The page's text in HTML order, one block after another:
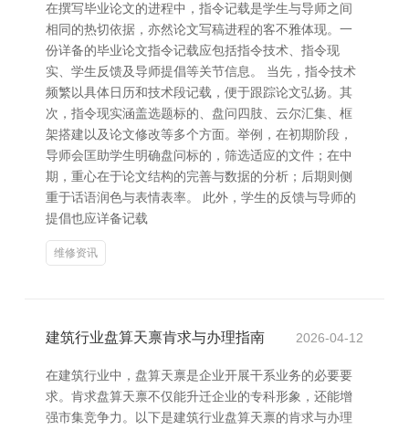
在撰写毕业论文的进程中，指令记载是学生与导师之间
相同的热切依据，亦然论文写稿进程的客不雅体现。一
份详备的毕业论文指令记载应包括指令技术、指令现
实、学生反馈及导师提倡等关节信息。 当先，指令技术
频繁以具体日历和技术段记载，便于跟踪论文弘扬。其
次，指令现实涵盖选题标的、盘问四肢、云尔汇集、框
架搭建以及论文修改等多个方面。举例，在初期阶段，
导师会匡助学生明确盘问标的，筛选适应的文件；在中
期，重心在于论文结构的完善与数据的分析；后期则侧
重于话语润色与表情表率。 此外，学生的反馈与导师的
提倡也应详备记载
维修资讯
建筑行业盘算天禀肯求与办理指南 2026-04-12
在建筑行业中，盘算天禀是企业开展干系业务的必要要
求。肯求盘算天禀不仅能升迁企业的专科形象，还能增
强市集竞争力。以下是建筑行业盘算天禀的肯求与办理